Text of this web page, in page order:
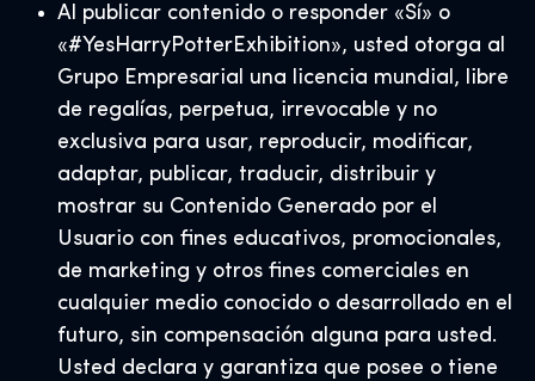
Al publicar contenido o responder «Sí» o
«#YesHarryPotterExhibition», usted otorga al
Grupo Empresarial una licencia mundial, libre
de regalías, perpetua, irrevocable y no
exclusiva para usar, reproducir, modificar,
adaptar, publicar, traducir, distribuir y
mostrar su Contenido Generado por el
Usuario con fines educativos, promocionales,
de marketing y otros fines comerciales en
cualquier medio conocido o desarrollado en el
futuro, sin compensación alguna para usted.
Usted declara y garantiza que posee o tiene